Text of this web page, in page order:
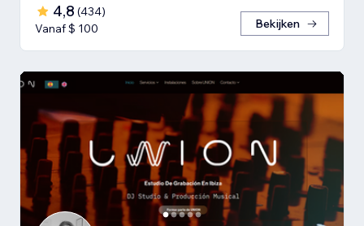
4,8 (434)
Vanaf $ 100
Bekijken